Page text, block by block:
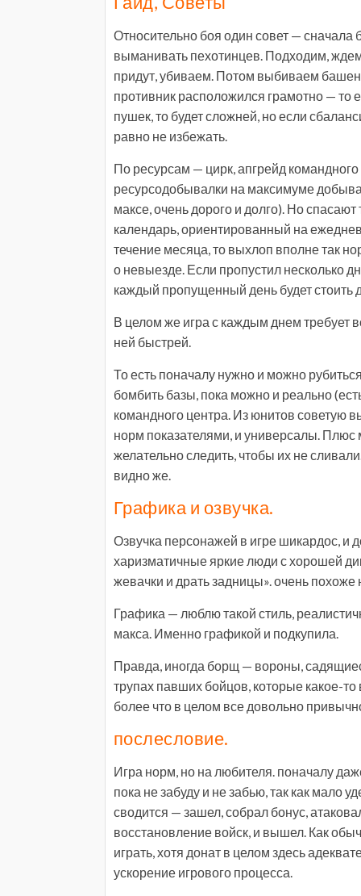
Относительно боя один совет — сначала
выманивать пехотинцев. Подходим,
придут, убиваем. Потом выбиваем
противник расположился грамотно — то
пушек, то будет сложней, но если
равно не избежать.
По ресурсам — цирк, апгрейд
ресурсодобывалки на максимуме
максе, очень дорого и долго). Но
календарь, ориентированный на
течение месяца, то выхлоп вполне так
о невыезде. Если пропустил несколько
каждый пропущенный день будет стоить
В целом же игра с каждым днем требует
ней быстрей.
То есть поначалу нужно и можно
бомбить базы, пока можно и реально
командного центра. Из юнитов советую
норм показателями, и универсалы. Плюс
желательно следить, чтобы их не
видно же.
Графика и озвучка.
Озвучка персонажей в игре шикардос, и
харизматичные яркие люди с хорошей
жевачки и драть задницы». очень
Графика — люблю такой стиль,
макса. Именно графикой и подкупила.
Правда, иногда борщ — вороны,
трупах павших бойцов, которые какое-
более что в целом все довольно
послесловие.
Игра норм, но на любителя. поначалу
пока не забуду и не забью, так как мало
сводится — зашел, собрал бонус,
восстановление войск, и вышел. Как
играть, хотя донат в целом здесь
ускорение игрового процесса.